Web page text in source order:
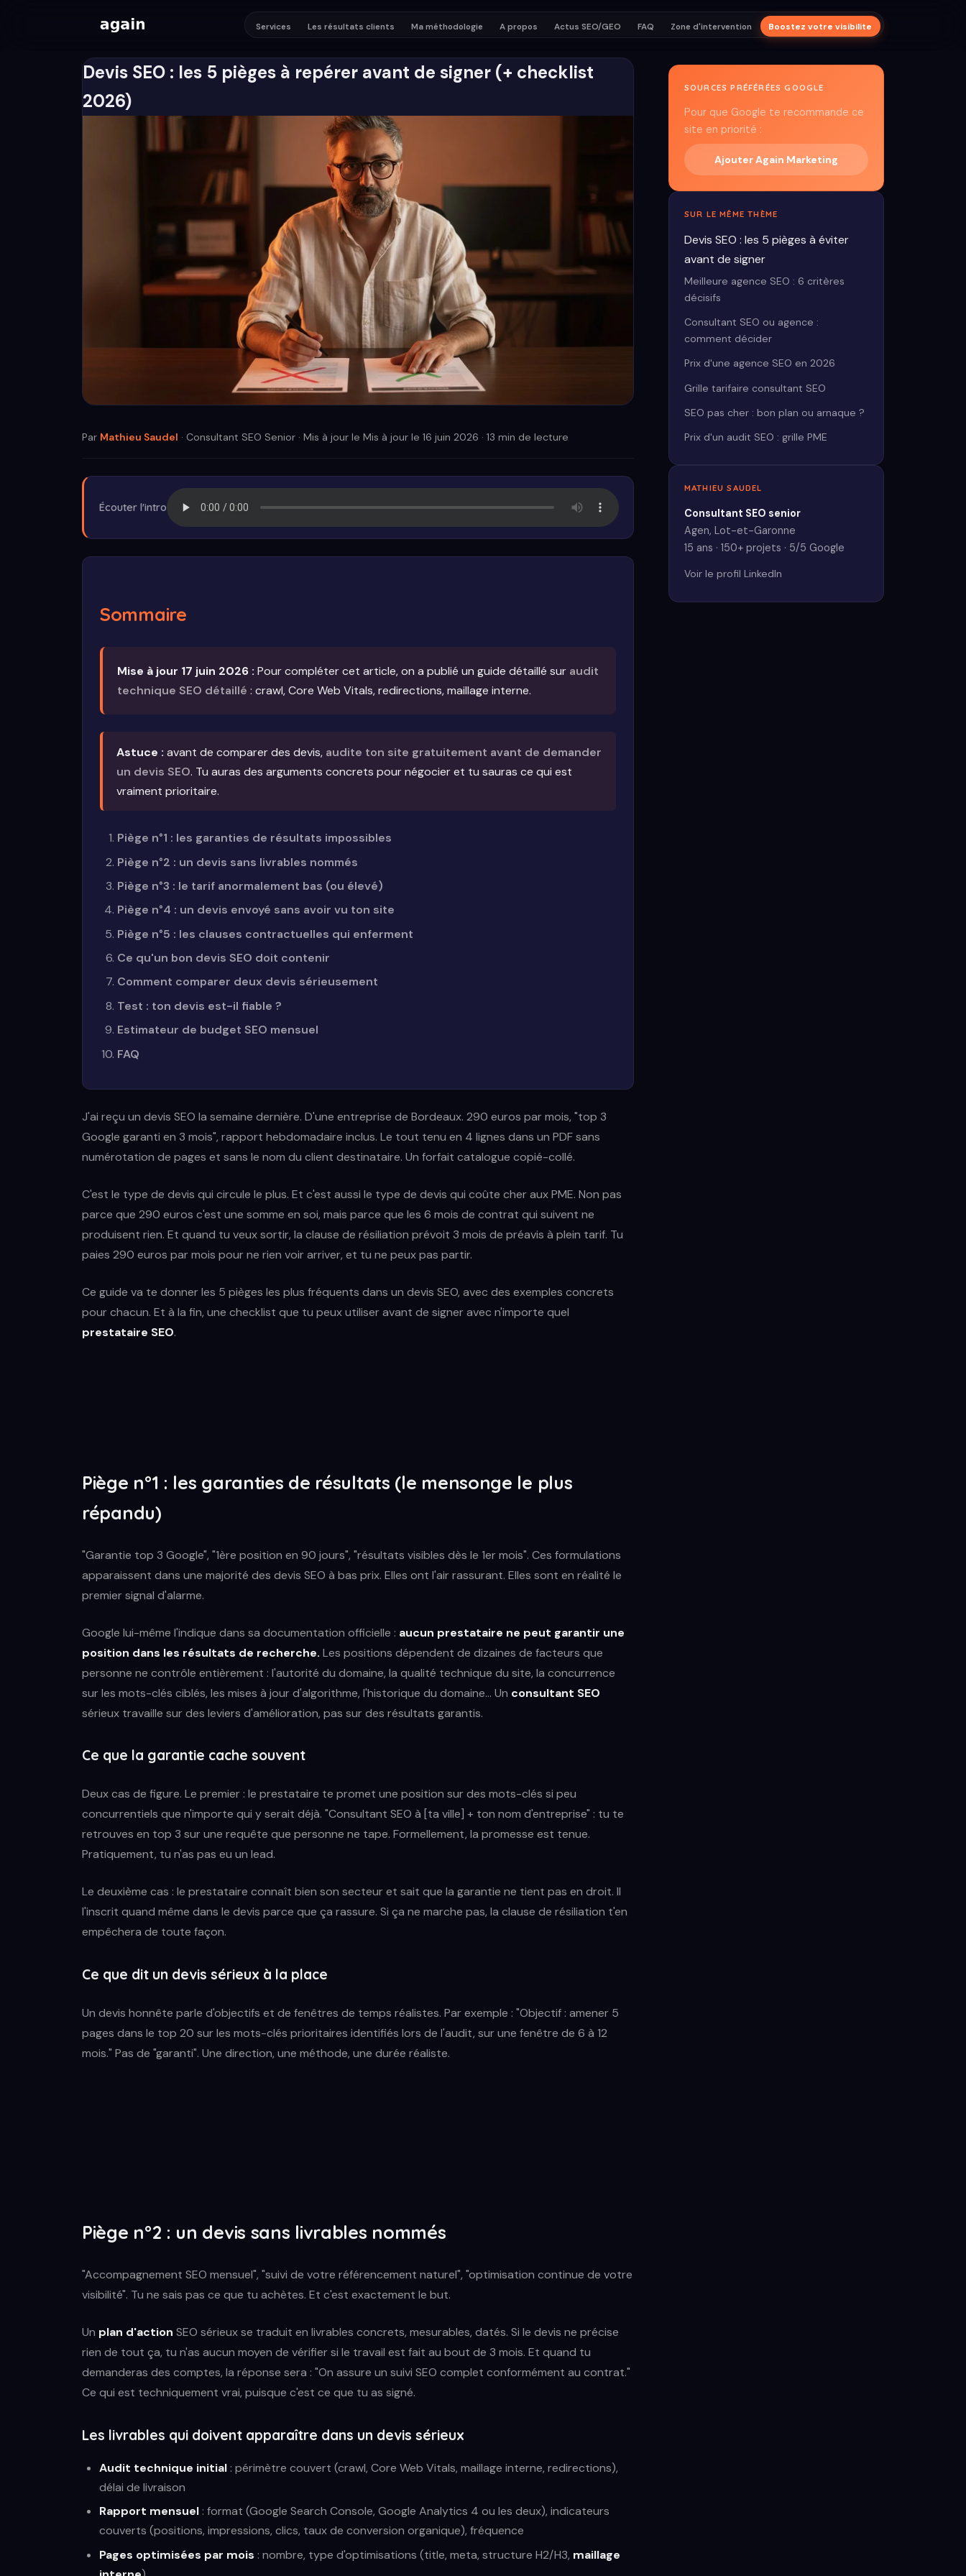
Services Les résultats clients Ma méthodologie A propos Actus SEO/GEO FAQ Zone d'intervention Boostez votre visibilite
Devis SEO : les 5 pièges à repérer avant de signer (+ checklist
2026)
Par Mathieu Saudel · Consultant SEO Senior · Mis à jour le Mis à jour le 16 juin 2026 · 13 min de lecture
Écouter l'intro
Sommaire
Mise à jour 17 juin 2026 : Pour compléter cet article, on a publié un guide détaillé sur audit
technique SEO détaillé : crawl, Core Web Vitals, redirections, maillage interne.
Astuce : avant de comparer des devis, audite ton site gratuitement avant de demander
un devis SEO. Tu auras des arguments concrets pour négocier et tu sauras ce qui est
vraiment prioritaire.
Piège n°1 : les garanties de résultats impossibles
Piège n°2 : un devis sans livrables nommés
Piège n°3 : le tarif anormalement bas (ou élevé)
Piège n°4 : un devis envoyé sans avoir vu ton site
Piège n°5 : les clauses contractuelles qui enferment
Ce qu'un bon devis SEO doit contenir
Comment comparer deux devis sérieusement
Test : ton devis est-il fiable ?
Estimateur de budget SEO mensuel
FAQ
J'ai reçu un devis SEO la semaine dernière. D'une entreprise de Bordeaux. 290 euros par mois, "top 3
Google garanti en 3 mois", rapport hebdomadaire inclus. Le tout tenu en 4 lignes dans un PDF sans
numérotation de pages et sans le nom du client destinataire. Un forfait catalogue copié-collé.
C'est le type de devis qui circule le plus. Et c'est aussi le type de devis qui coûte cher aux PME. Non pas
parce que 290 euros c'est une somme en soi, mais parce que les 6 mois de contrat qui suivent ne
produisent rien. Et quand tu veux sortir, la clause de résiliation prévoit 3 mois de préavis à plein tarif. Tu
paies 290 euros par mois pour ne rien voir arriver, et tu ne peux pas partir.
Ce guide va te donner les 5 pièges les plus fréquents dans un devis SEO, avec des exemples concrets
pour chacun. Et à la fin, une checklist que tu peux utiliser avant de signer avec n'importe quel
prestataire SEO.
Piège n°1 : les garanties de résultats (le mensonge le plus
répandu)
"Garantie top 3 Google", "1ère position en 90 jours", "résultats visibles dès le 1er mois". Ces formulations
apparaissent dans une majorité des devis SEO à bas prix. Elles ont l'air rassurant. Elles sont en réalité le
premier signal d'alarme.
Google lui-même l'indique dans sa documentation officielle : aucun prestataire ne peut garantir une
position dans les résultats de recherche. Les positions dépendent de dizaines de facteurs que
personne ne contrôle entièrement : l'autorité du domaine, la qualité technique du site, la concurrence
sur les mots-clés ciblés, les mises à jour d'algorithme, l'historique du domaine... Un consultant SEO
sérieux travaille sur des leviers d'amélioration, pas sur des résultats garantis.
Ce que la garantie cache souvent
Deux cas de figure. Le premier : le prestataire te promet une position sur des mots-clés si peu
concurrentiels que n'importe qui y serait déjà. "Consultant SEO à [ta ville] + ton nom d'entreprise" : tu te
retrouves en top 3 sur une requête que personne ne tape. Formellement, la promesse est tenue.
Pratiquement, tu n'as pas eu un lead.
Le deuxième cas : le prestataire connaît bien son secteur et sait que la garantie ne tient pas en droit. Il
l'inscrit quand même dans le devis parce que ça rassure. Si ça ne marche pas, la clause de résiliation t'en
empêchera de toute façon.
Ce que dit un devis sérieux à la place
Un devis honnête parle d'objectifs et de fenêtres de temps réalistes. Par exemple : "Objectif : amener 5
pages dans le top 20 sur les mots-clés prioritaires identifiés lors de l'audit, sur une fenêtre de 6 à 12
mois." Pas de "garanti". Une direction, une méthode, une durée réaliste.
Piège n°2 : un devis sans livrables nommés
"Accompagnement SEO mensuel", "suivi de votre référencement naturel", "optimisation continue de votre
visibilité". Tu ne sais pas ce que tu achètes. Et c'est exactement le but.
Un plan d'action SEO sérieux se traduit en livrables concrets, mesurables, datés. Si le devis ne précise
rien de tout ça, tu n'as aucun moyen de vérifier si le travail est fait au bout de 3 mois. Et quand tu
demanderas des comptes, la réponse sera : "On assure un suivi SEO complet conformément au contrat."
Ce qui est techniquement vrai, puisque c'est ce que tu as signé.
Les livrables qui doivent apparaître dans un devis sérieux
Audit technique initial : périmètre couvert (crawl, Core Web Vitals, maillage interne, redirections),
délai de livraison
Rapport mensuel : format (Google Search Console, Google Analytics 4 ou les deux), indicateurs
couverts (positions, impressions, clics, taux de conversion organique), fréquence
Pages optimisées par mois : nombre, type d'optimisations (title, meta, structure H2/H3, maillage
SOURCES PRÉFÉRÉES GOOGLE
Pour que Google te recommande ce
site en priorité :
Ajouter Again Marketing
SUR LE MÊME THÈME
Devis SEO : les 5 pièges à éviter
avant de signer
Meilleure agence SEO : 6 critères
décisifs
Consultant SEO ou agence :
comment décider
Prix d'une agence SEO en 2026
Grille tarifaire consultant SEO
SEO pas cher : bon plan ou arnaque ?
Prix d'un audit SEO : grille PME
MATHIEU SAUDEL
Consultant SEO senior
Agen, Lot-et-Garonne
15 ans · 150+ projets · 5/5 Google
Voir le profil LinkedIn